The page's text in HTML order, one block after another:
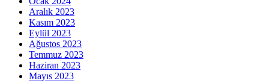
Aralık 2023
Kasım 2023
Eylül 2023
Ağustos 2023
Temmuz 2023
Haziran 2023
Mayıs 2023